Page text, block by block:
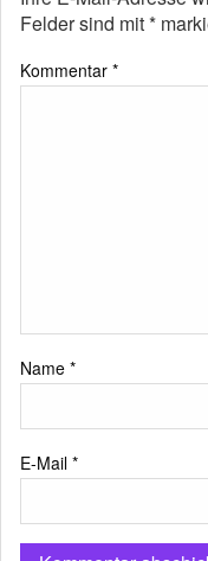
Felder sind mit*
Kommentar *
Name *
E-Mail *